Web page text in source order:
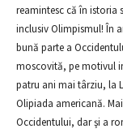
reamintesc că în
inclusiv Olimpismul! În
bună parte a
moscovită, pe motivul
patru ani mai târziu, la
Olipiada americană.
Occidentului, dar şi a